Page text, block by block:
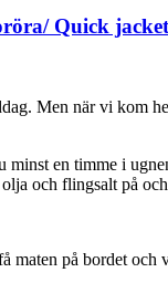
Quick
Men när vi kom
minst en timme i
och flingsalt på
maten på bordet